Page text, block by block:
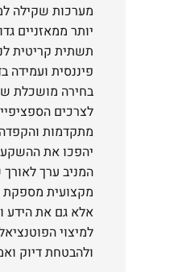
מערכות שקילה
יותר ממאזניים
תשתית קריטית
פיננסית ועמידה
בחירה מושכלת
לצרכים
מתקדמות
יהפכו את
המניב ערך
מקצועית מספקת
אלא גם את הידע
למיצוי
ולהבטחת דיוק